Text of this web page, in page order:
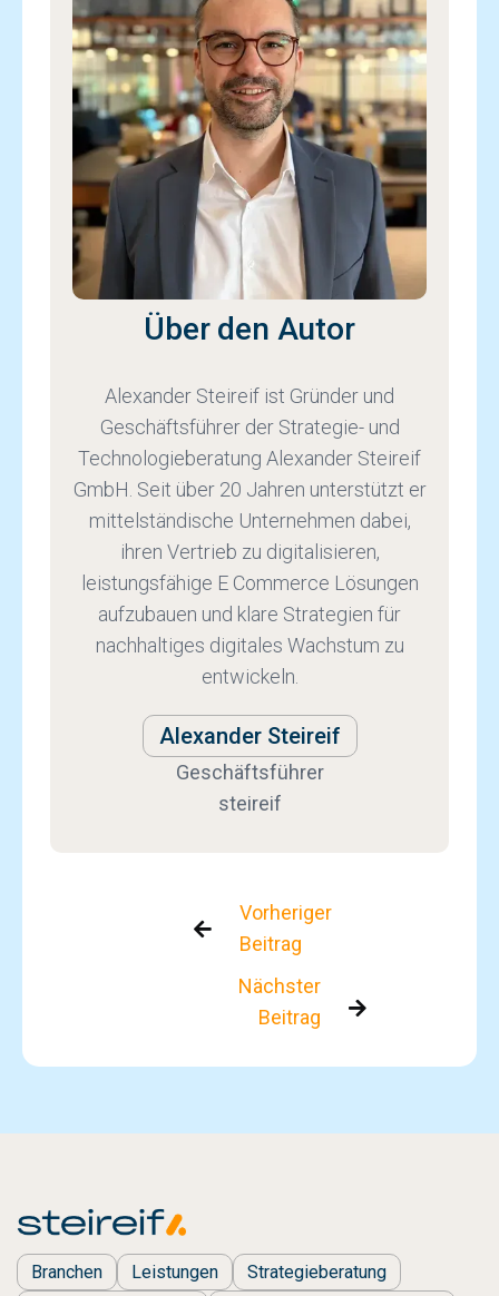
Über den Autor
Alexander Steireif ist Gründer und
Geschäftsführer der Strategie- und
Technologieberatung Alexander Steireif
GmbH. Seit über 20 Jahren unterstützt er
mittelständische Unternehmen dabei,
ihren Vertrieb zu digitalisieren,
leistungsfähige E Commerce Lösungen
aufzubauen und klare Strategien für
nachhaltiges digitales Wachstum zu
entwickeln.
Alexander Steireif
Geschäftsführer
steireif

Vorheriger
Beitrag
Nächster
Beitrag

Branchen Leistungen
Strategieberatung